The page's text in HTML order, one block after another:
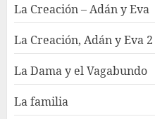
La Creación – Adán y Eva
La Creación, Adán y Eva 2
La Dama y el Vagabundo
La familia